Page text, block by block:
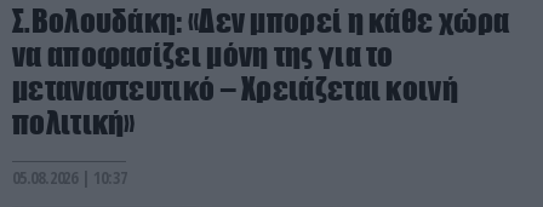
Σ.Βολουδάκη: «Δεν μπορεί η κάθε χώρα
να αποφασίζει μόνη της για το
μεταναστευτικό – Χρειάζεται κοινή
πολιτική»
05.08.2026 | 10:37